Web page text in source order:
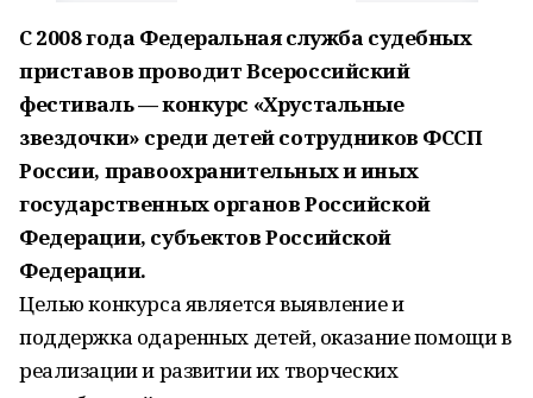
С 2008 года Федеральная служба судебных
приставов проводит Всероссийский
фестиваль — конкурс «Хрустальные
звездочки» среди детей сотрудников ФССП
России, правоохранительных и иных
государственных органов Российской
Федерации, субъектов Российской
Федерации.
Целью конкурса является выявление и
поддержка одаренных детей, оказание помощи в
реализации и развитии их творческих